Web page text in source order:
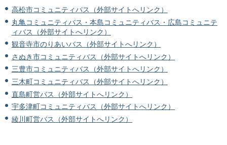
高松市コミュニティバス（外部サイトへリンク）
丸亀コミュニティバス・本島コミュニティバス・広島コミュニテ
ィバス（外部サイトへリンク）
観音寺市のりあいバス（外部サイトへリンク）
さぬき市コミュニティバス（外部サイトへリンク）
三豊市コミュニティバス（外部サイトへリンク）
三木町コミュニティバス（外部サイトへリンク）
直島町営バス（外部サイトへリンク）
宇多津町コミュニティバス（外部サイトへリンク）
綾川町営バス（外部サイトへリンク）